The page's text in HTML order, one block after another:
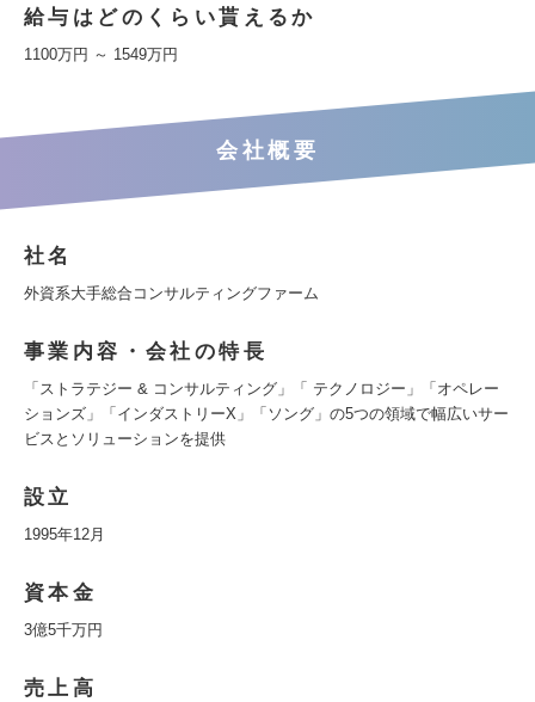
給与はどのくらい貰えるか
1100万円 ～ 1549万円
会社概要
社名
外資系大手総合コンサルティングファーム
事業内容・会社の特長
「ストラテジー & コンサルティング」「 テクノロジー」「オペレー
ションズ」「インダストリーX」「ソング」の5つの領域で幅広いサー
ビスとソリューションを提供
設立
1995年12月
資本金
3億5千万円
売上高